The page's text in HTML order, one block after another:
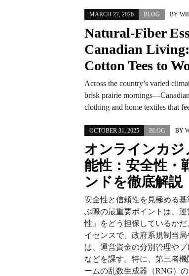
MARCH 27, 2026 BLOG BY
Natural-Fiber
Canadian
Cotton Tees to
Across the country’s varied
brisk prairie
clothing and home textiles that
OCTOBER 31, 2025 BLOG BY
オンラインカジ
能性：安全性・
ンドを徹底解説
安全性と信頼性を見極める
ぶ際の最重要ポイントは、
性」をどう担保しているか
イセンスで、政府系規制当
は、運営資金の分別管理や
などを課す。特に、第三者
ームの乱数生成器（RNG）